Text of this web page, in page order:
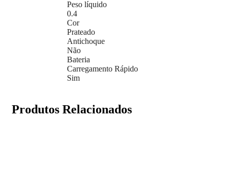
Peso líquido
0.4
Cor
Prateado
Antichoque
Não
Bateria
Carregamento Rápido
Sim
Produtos Relacionados